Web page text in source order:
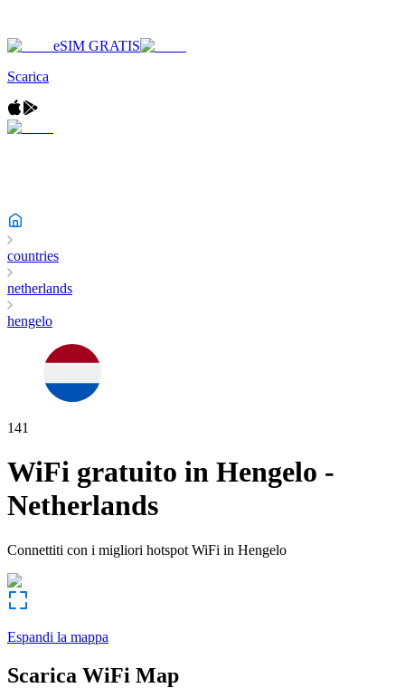
eSIM GRATIS
Scarica
countries
netherlands
hengelo
141
WiFi gratuito in Hengelo -
Netherlands
Connettiti con i migliori hotspot WiFi in Hengelo
Espandi la mappa
Scarica WiFi Map